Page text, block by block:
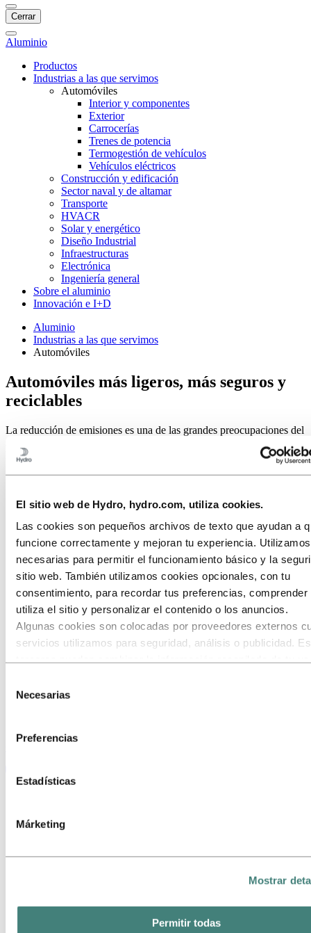
El sitio web de Hydro, hydro.com, utiliza cookies.
Las cookies son pequeños archivos de texto que ayudan a
funcione correctamente y mejoran tu experiencia.
necesarias para permitir el funcionamiento básico y la
sitio web. También utilizamos cookies opcionales, con tu
consentimiento, para recordar tus preferencias, comprender
utiliza el sitio y personalizar el contenido o los anuncios.
Algunas cookies son colocadas por proveedores externos
servicios utilizamos para seguridad, análisis o publicidad.
hayan recopilado a través de tu uso de sus servicios. El
cada una de sus cookies. Puedes consultar quiénes son
Necesarias
Preferencias
Estadísticas
Márketing
Mostrar
Permitir todas
Cerrar
Aluminio
Productos
Industrias a las que servimos
Automóviles
Interior y componentes
Exterior
Carrocerías
Trenes de potencia
Termogestión de vehículos
Vehículos eléctricos
Construcción y edificación
Sector naval y de altamar
Transporte
HVACR
Solar y energético
Diseño Industrial
Infraestructuras
Electrónica
Ingeniería general
Sobre el aluminio
Innovación e I+D
Aluminio
Industrias a las que servimos
Automóviles
Automóviles más ligeros, más seguros y
reciclables
La reducción de emisiones es una de las grandes preocupaciones del
ligeros sin poner en peligro la seguridad.
¿Por qué usar aluminio en automóviles?
El aluminio es ligero, fuerte y posee excelentes propiedades
consumo de combustible y menos emisiones